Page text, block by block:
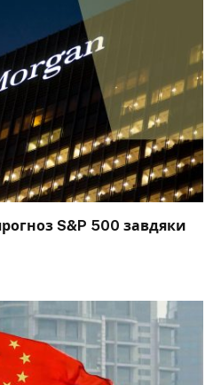
S&P 500 завдяки